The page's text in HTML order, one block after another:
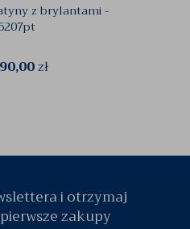
z brylantami -
zł
i otrzymaj
zakupy